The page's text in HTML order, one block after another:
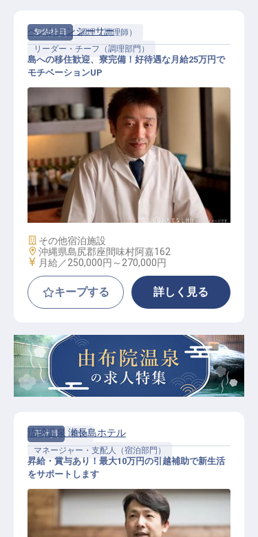
契約社員
調理（調理師）
リーダー・チーフ（調理部門）
調理師
ペンションシーサー
島への移住歓迎、寮完備！好待遇な月給25万円で
モチベーションUP
施設業態
その他宿泊施設
勤務地
沖縄県島尻郡座間味村阿嘉162
給与
月給／250,000円～ 270,000円
キープする 詳しく見る
正社員
宿泊
マネージャー・支配人（宿泊部門）
琉球温泉 瀬長島ホテル
昇給・賞与あり！最大10万円の引越補助で新生活
をサポートします